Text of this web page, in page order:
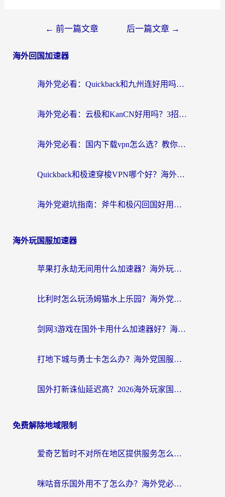
← 前一篇文章 后一篇文章 →
海外回国加速器
海外党必看：Quickback和九州连好用吗？3步选对回国加速器实现无缝刷国内资源
海外党必看：云极和KanCN好用吗？3招教你选对回国加速器（附免费VPN避坑指南）
海外党必看：国内下载vpn怎么选？教你无缝访问国内资源的实用指南
Quickback和极速穿梭VPN哪个好？海外党亲测3招选对回国加速器，看这篇就够了
海外党避坑指南：斧牛和极闪回国好用吗？选对加速器才能无缝刷剧玩游戏
海外玩国服加速器
苹果打永劫无间用什么加速器？海外玩家亲测有效的国服游戏加速指南
比利时怎么玩汤姆猫水上乐园？海外党国服游戏加速终极指南（附无畏契约食之契约解决办法）
剑网3游戏在国外卡用什么加速器好？海外党亲测有效的国服游戏加速指南
打地下城与勇士卡怎么办？海外党国服游戏加速终极指南（附北美欧洲实测）
国外打新诛仙延迟高？2026海外玩家国服游戏加速器终极指南（附天龙八部闪耀暖暖实测）
免费解除地域限制
爱奇艺暂时不对所在地区提供服务怎么办？海外党亲测有效的追剧解决方案
咪咕音乐国外用不了怎么办？海外党必备的国内内容访问全攻略